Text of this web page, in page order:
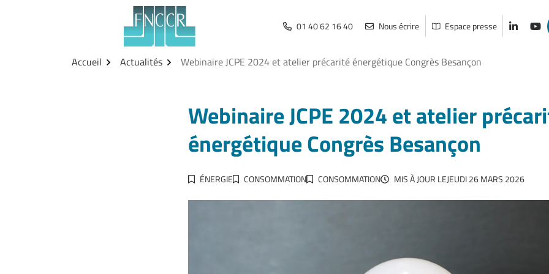
01 40 62 16 40 Nous écrire Espace presse Lien
Accueil Actualités Webinaire JCPE 2024 et atelier précarité énergétique Congrès Besançon
Webinaire JCPE 2024 et atelier
énergétique Congrès Besançon
ÉNERGIE CONSOMMATION CONSOMMATION MIS À JOUR LEJEUDI 26 MARS 2026